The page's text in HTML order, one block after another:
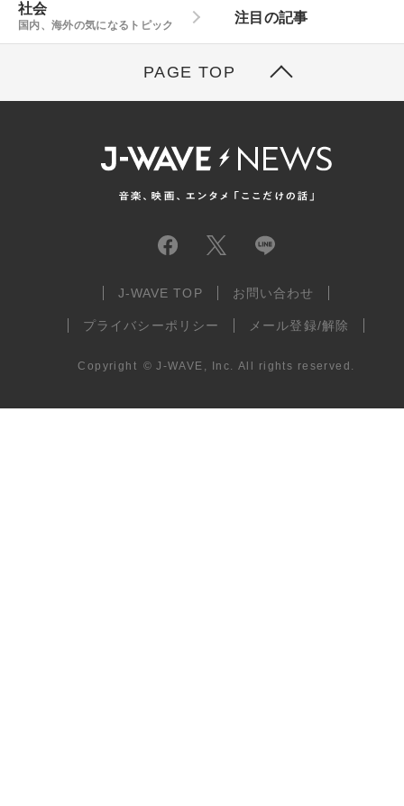
社会
国内、海外の気になるトピック
注目の記事
PAGE TOP
J-WAVE TOP お問い合わせ
プライバシーポリシー メール登録/解除
Copyright © J-WAVE, Inc. All rights reserved.